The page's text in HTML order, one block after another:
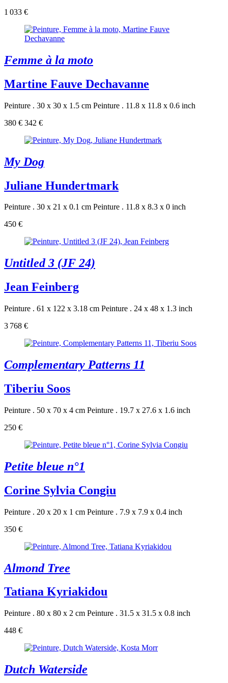
1 033 €
Femme à la moto
Martine Fauve Dechavanne
Peinture . 30 x 30 x 1.5 cm Peinture . 11.8 x 11.8 x 0.6 inch
380 € 342 €
My Dog
Juliane Hundertmark
Peinture . 30 x 21 x 0.1 cm Peinture . 11.8 x 8.3 x 0 inch
450 €
Untitled 3 (JF 24)
Jean Feinberg
Peinture . 61 x 122 x 3.18 cm Peinture . 24 x 48 x 1.3 inch
3 768 €
Complementary Patterns 11
Tiberiu Soos
Peinture . 50 x 70 x 4 cm Peinture . 19.7 x 27.6 x 1.6 inch
250 €
Petite bleue n°1
Corine Sylvia Congiu
Peinture . 20 x 20 x 1 cm Peinture . 7.9 x 7.9 x 0.4 inch
350 €
Almond Tree
Tatiana Kyriakidou
Peinture . 80 x 80 x 2 cm Peinture . 31.5 x 31.5 x 0.8 inch
448 €
Dutch Waterside